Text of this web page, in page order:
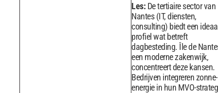
Les: De tertiaire sector van
Nantes (IT, diensten,
consulting) biedt een
profiel wat betreft
dagbesteding. Île de
een moderne zakenwijk,
concentreert deze kansen.
Bedrijven integreren zonne-
energie in hun MVO-